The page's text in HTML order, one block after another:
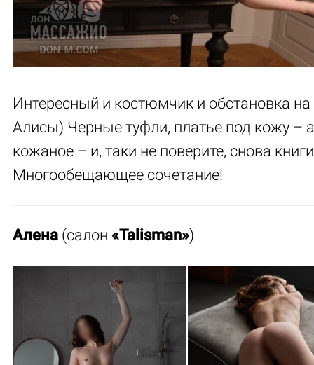
Интересный и костюмчик и обстановка
Алисы) Черные туфли, платье под кожу –
кожаное – и, таки не поверите, снова
Многообещающее сочетание!
Алена (салон «Talisman»)